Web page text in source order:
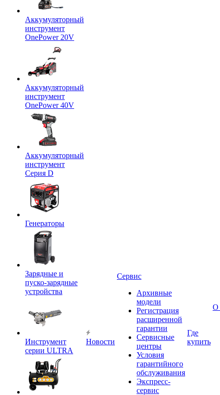
Аккумуляторный
инструмент
OnePower 20V
Аккумуляторный
инструмент
OnePower 40V
Аккумуляторный
инструмент
Серия D
Генераторы
Зарядные и
пуско-зарядные
устройства
Инструмент
серии ULTRA
Новости
Сервис
Архивные
модели
Регистрация
расширенной
гарантии
Сервисные
центры
Условия
гарантийного
обслуживания
Экспресс-
сервис
Где
купить
О